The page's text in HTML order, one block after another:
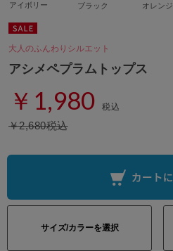
アイボリー ブラック オレンジ
大人のふんわりシルエット
アシメペプラムトップス
￥1,980 税込
￥2,680税込
サイズ/カラーを選択